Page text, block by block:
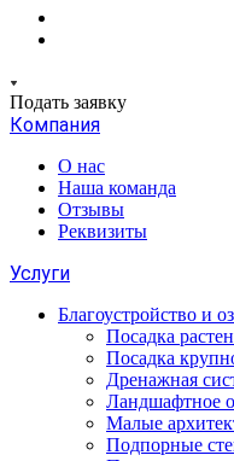
Подать заявку
Компания
О нас
Наша команда
Отзывы
Реквизиты
Услуги
Благоустройство и
Посадка
Посадка
Дренажная
Ландшафтное
Малые
Подпорные